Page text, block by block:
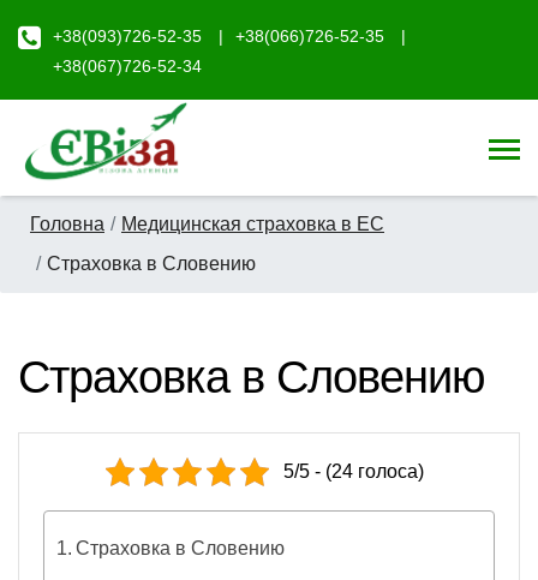
+38(093)726-52-35
+38(066)726-52-35
+38(067)726-52-34
Головна
Медицинская страховка в ЕС
Страховка в Словению
Страховка в Словению
5/5 - (24 голоса)
Страховка в Словению